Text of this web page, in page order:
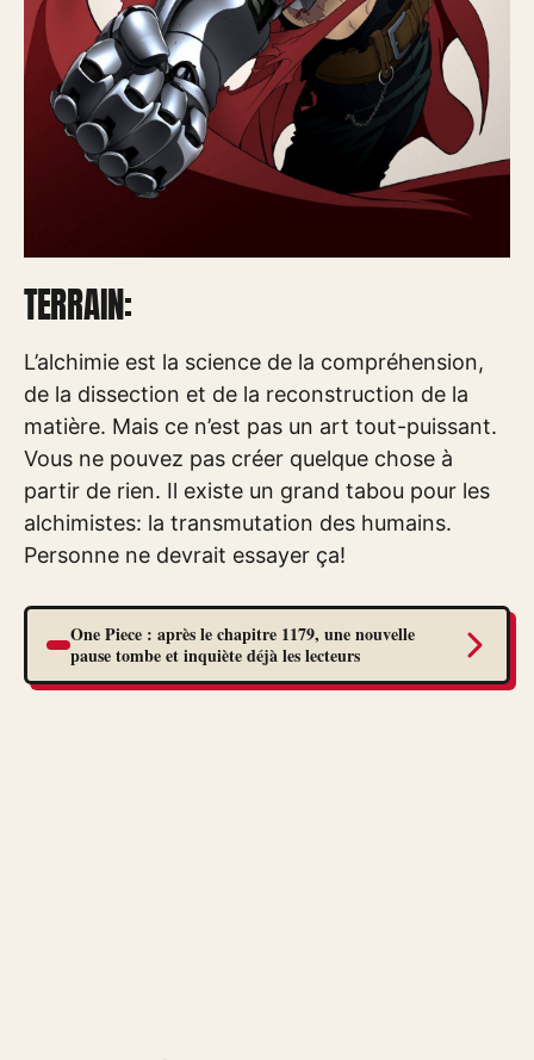
TERRAIN:
L’alchimie est la science de la compréhension,
de la dissection et de la reconstruction de la
matière. Mais ce n’est pas un art tout-puissant.
Vous ne pouvez pas créer quelque chose à
partir de rien. Il existe un grand tabou pour les
alchimistes: la transmutation des humains.
Personne ne devrait essayer ça!
One Piece : après le chapitre 1179, une nouvelle
pause tombe et inquiète déjà les lecteurs